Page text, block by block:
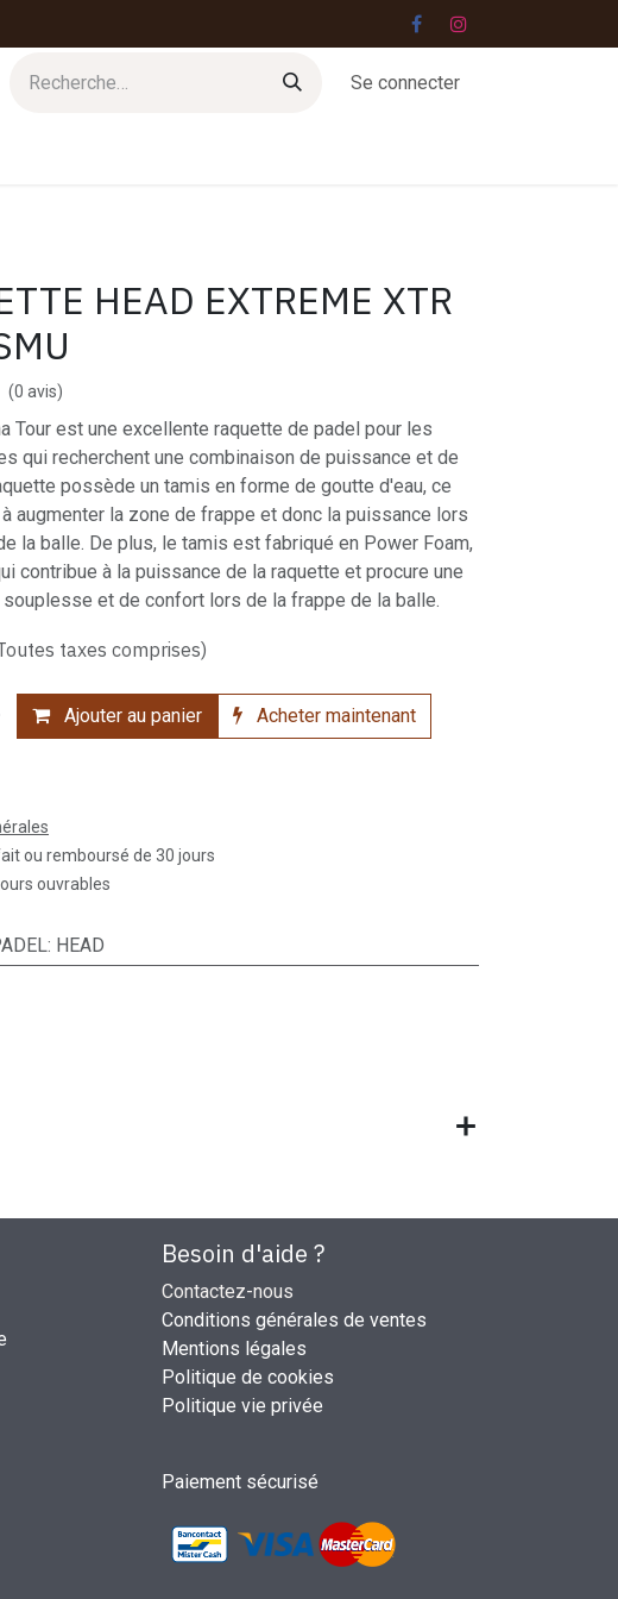
Se connecter
HEAD EXTREME XTR
(0 avis)
Tour est une excellente raquette de padel pour les
qui recherchent une combinaison de puissance et de
possède un tamis en forme de goutte d'eau, ce
augmenter la zone de frappe et donc la puissance lors
la balle. De plus, le tamis est fabriqué en Power Foam,
contribue à la puissance de la raquette et procure une
et de confort lors de la frappe de la balle.
taxes comprises)
Ajouter au panier Acheter maintenant
ou remboursé de 30 jours
ouvrables
: HEAD
Besoin d'aide ?
Contactez-nous
Conditions générales de ventes
Mentions légales
Politique de cookies
Politique vie privée
Paiement sécurisé